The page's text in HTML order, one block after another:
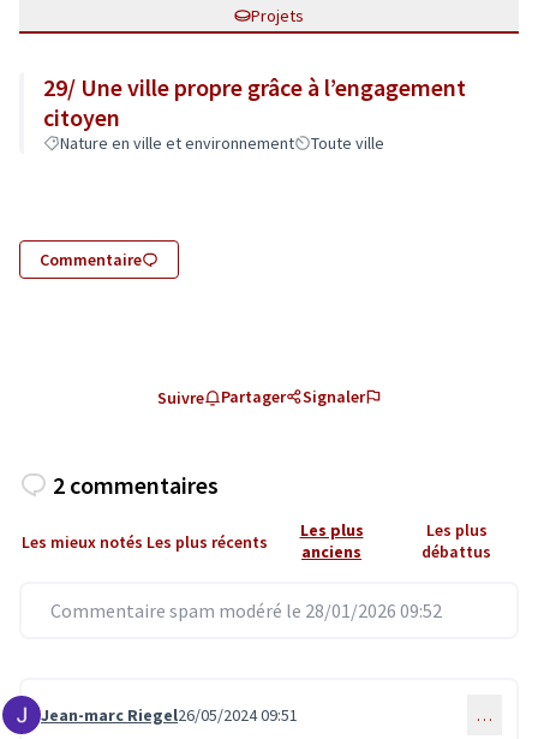
Projets
29/ Une ville propre grâce à l’engagement
citoyen
Nature en ville et environnement Toute ville
Commentaire
Suivre Partager Signaler
2 commentaires
Les mieux notés Les plus récents
Les plus
anciens
Les plus
débattus
Commentaire spam modéré le 28/01/2026 09:52
Commentaire 6910
Jean-marc Riegel26/05/2024 09:51 …